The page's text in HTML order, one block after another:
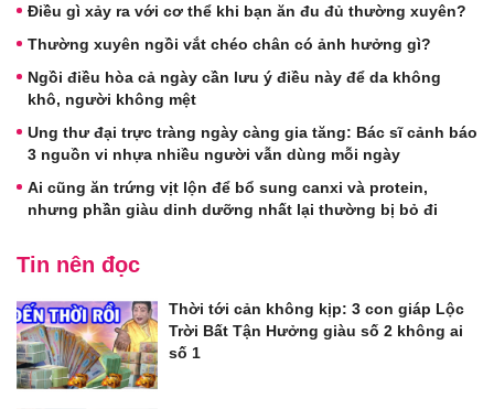
Điều gì xảy ra với cơ thể khi bạn ăn đu đủ thường xuyên?
Thường xuyên ngồi vắt chéo chân có ảnh hưởng gì?
Ngồi điều hòa cả ngày cần lưu ý điều này để da không
khô, người không mệt
Ung thư đại trực tràng ngày càng gia tăng: Bác sĩ cảnh báo
3 nguồn vi nhựa nhiều người vẫn dùng mỗi ngày
Ai cũng ăn trứng vịt lộn để bổ sung canxi và protein,
nhưng phần giàu dinh dưỡng nhất lại thường bị bỏ đi
Tin nên đọc
Thời tới cản không kịp: 3 con giáp Lộc
Trời Bất Tận Hưởng giàu số 2 không ai
số 1